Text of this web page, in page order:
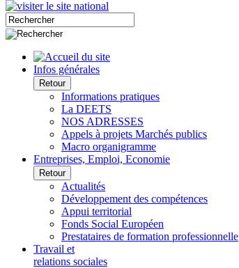
Infos générales
Retour
Informations pratiques
La DEETS
NOS ADRESSES
Appels à projets Marchés publics
Macro organigramme
Entreprises, Emploi, Economie
Retour
Actualités
Développement des compétences
Appui territorial
Fonds Social Européen
Prestataires de formation professionnelle
Travail et
relations sociales